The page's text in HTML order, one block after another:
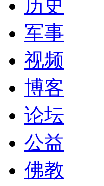
历史
军事
视频
博客
论坛
公益
佛教